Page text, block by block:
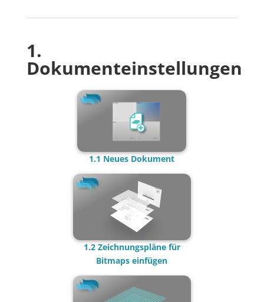
1.
Dokumenteinstellungen
1.1 Neues Dokument
1.2 Zeichnungspläne für
Bitmaps einfügen